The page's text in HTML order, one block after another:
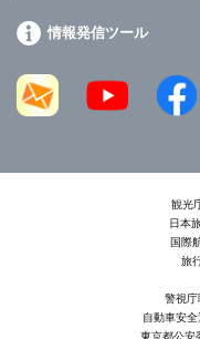
情報発信ツール
観光
日本
国際
旅
警視庁
自動車安
東京都公安